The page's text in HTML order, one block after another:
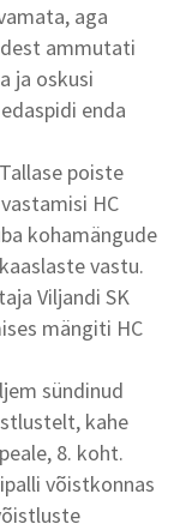
aga
ammutati
ja oskusi
enda
poiste
HC
kohamängude
vastu.
Viljandi SK
mängiti HC
sündinud
kahe
8. koht.
võistkonnas